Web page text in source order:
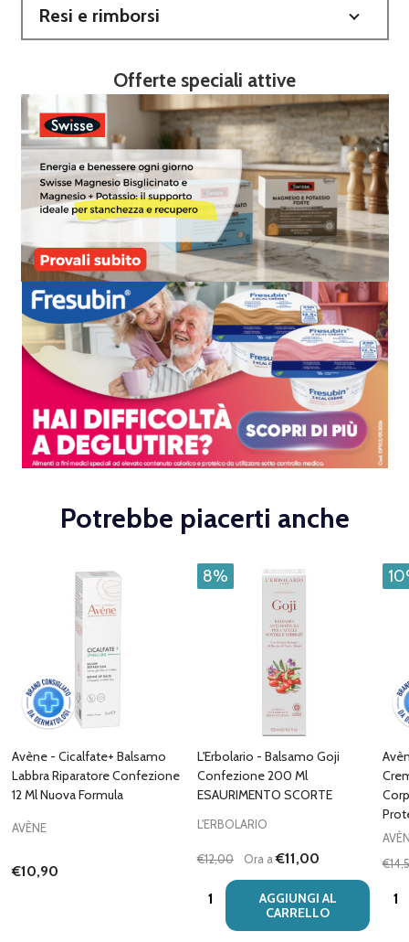
Resi e rimborsi
Offerte speciali attive
Potrebbe piacerti anche
Avène - Cicalfate+ Balsamo
Labbra Riparatore Confezione
12 Ml Nuova Formula
AVÈNE
€10,90
8%
L'Erbolario - Balsamo Goji
Confezione 200 Ml
ESAURIMENTO SCORTE
L'ERBOLARIO
€12,00 Ora a€11,00
Quantità:
AGGIUNGI AL
CARRELLO